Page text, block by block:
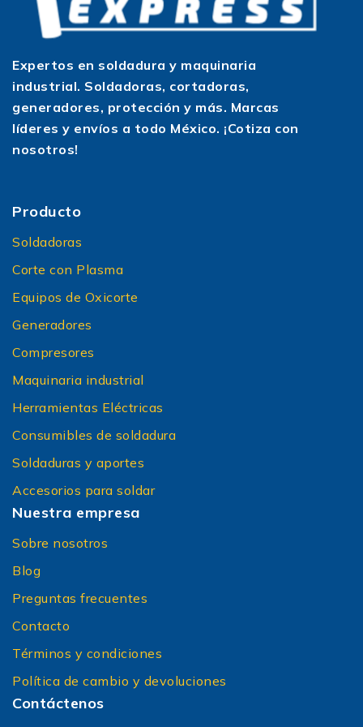
Expertos en soldadura y maquinaria
industrial. Soldadoras, cortadoras,
generadores, protección y más. Marcas
líderes y envíos a todo México. ¡Cotiza con
nosotros!
Producto
Soldadoras
Corte con Plasma
Equipos de Oxicorte
Generadores
Compresores
Maquinaria industrial
Herramientas Eléctricas
Consumibles de soldadura
Soldaduras y aportes
Accesorios para soldar
Nuestra empresa
Sobre nosotros
Blog
Preguntas frecuentes
Contacto
Términos y condiciones
Política de cambio y devoluciones
Contáctenos